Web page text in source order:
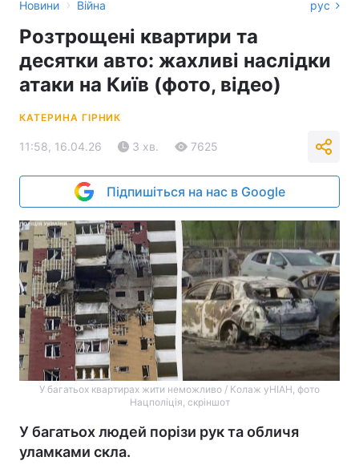
Новини › Війна рус
Розтрощені квартири та
десятки авто: жахливі наслідки
атаки на Київ (фото, відео)
КАТЕРИНА ГІРНИК
11:58, 16.04.26 3 хв. 7625
Підпишіться на нас в Google
У багатьох квартирах жити неможливо / Колаж уНІАН, фото
Нацполіція, скріншот
У багатьох людей порізи рук та обличя
уламками скла.